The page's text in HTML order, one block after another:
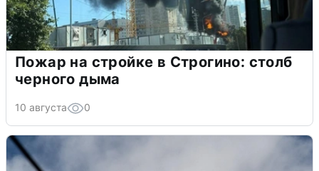
Пожар на стройке в Строгино: столб
черного дыма
10 августа 0